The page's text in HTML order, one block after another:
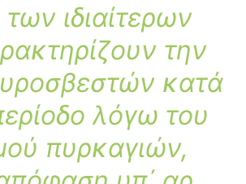
ιδιαίτερων
την
κατά
λόγω του
πυρκαγιών,